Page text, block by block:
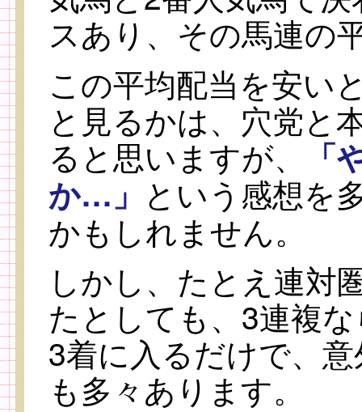
スあり、その馬連の
この平均配当を安い
と見るかは、穴党と
ると思いますが、
か…」 という感想を
かもしれません。
しかし、たとえ連対
たとしても、3連複
3着に入るだけで、
も多々あります。